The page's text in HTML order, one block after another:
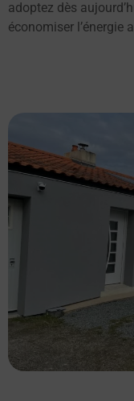
adoptez dès
économiser l’énergie